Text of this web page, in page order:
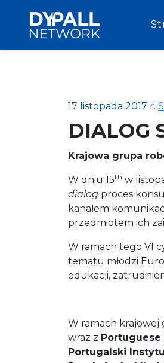
17 listopada 2017 r.
DIALOG
Krajowa grupa
W dniu 15th w
dialog proces
kanałem
przedmiotem ich
W ramach tego VI
tematu młodzi
edukacji,
W ramach krajowej
wraz z Portuguese
Portugalski